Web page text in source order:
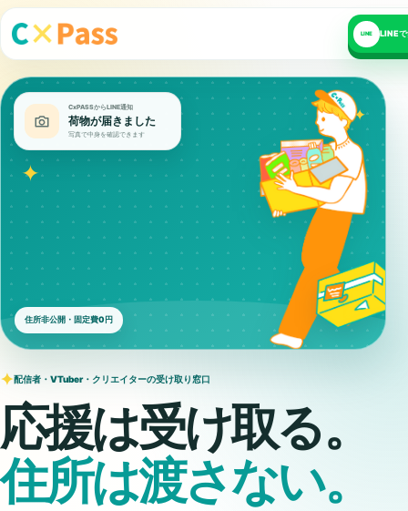
LINE LINE
CxPASSからLINE通知
荷物が届きました
写真で中身を確認できます
住所非公開・固定費0円
✦
✦
✦配信者・VTuber・クリエイターの受け取り窓口
応援は受け取る。
住所は渡さない。